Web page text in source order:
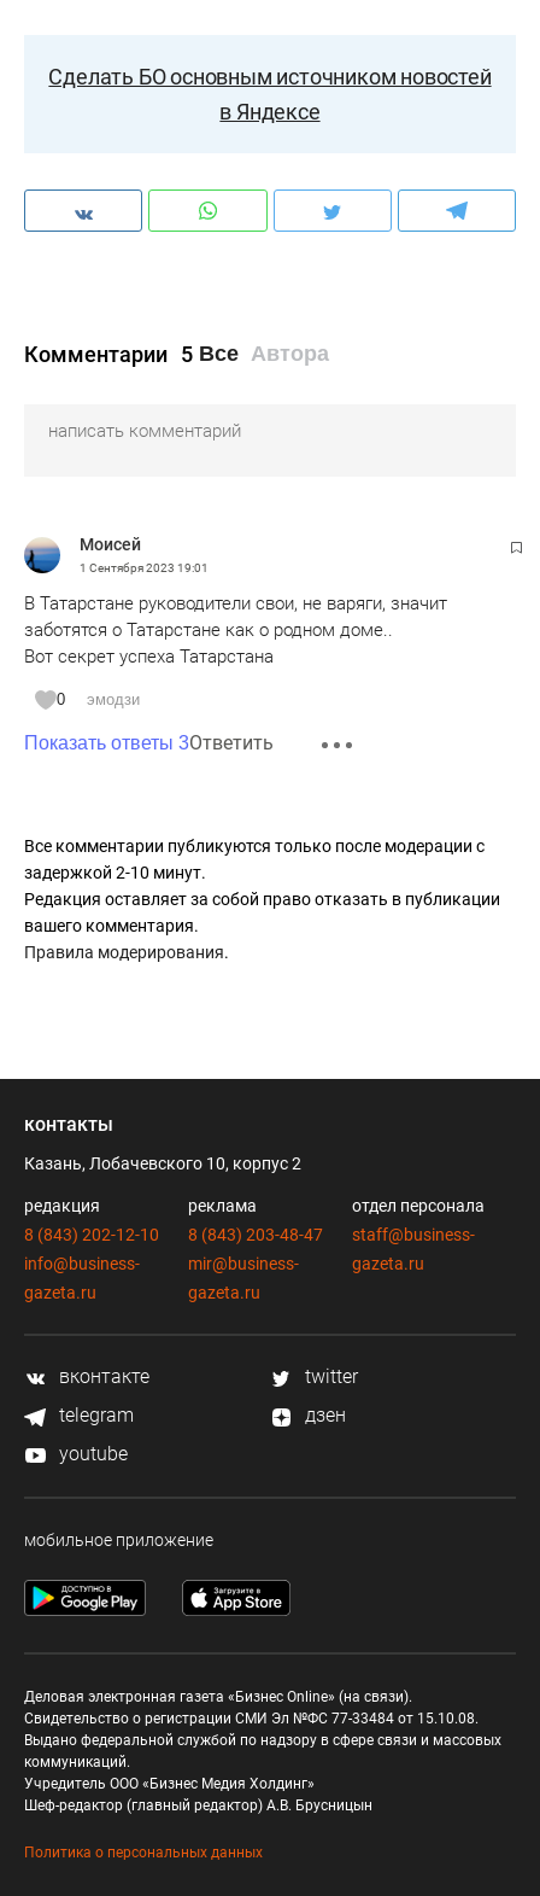
Сделать БО основным источником новостей
в Яндексе
Комментарии 5 Все Автора
Моисей
1 Сентября 2023 19:01
В Татарстане руководители свои, не варяги, значит
заботятся о Татарстане как о родном доме..
Вот секрет успеха Татарстана
0 эмодзи
Показать ответы 3Ответить
Все комментарии публикуются только после модерации с
задержкой 2-10 минут.
Редакция оставляет за собой право отказать в публикации
вашего комментария.
Правила модерирования.
контакты
Казань, Лобачевского 10, корпус 2
редакция
8 (843) 202-12-10
info@business-
gazeta.ru
реклама
8 (843) 203-48-47
mir@business-
gazeta.ru
отдел персонала
staff@business-
gazeta.ru
вконтакте
twitter
telegram
дзен
youtube
мобильное приложение
Деловая электронная газета «Бизнес Online» (на связи).
Свидетельство о регистрации СМИ Эл №ФС 77-33484 от 15.10.08.
Выдано федеральной службой по надзору в сфере связи и массовых
коммуникаций.
Учредитель ООО «Бизнес Медия Холдинг»
Шеф-редактор (главный редактор) А.В. Брусницын
Политика о персональных данных